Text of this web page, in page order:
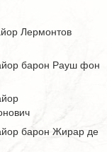
Лермонтов
барон Рауш фон
барон Жирар де